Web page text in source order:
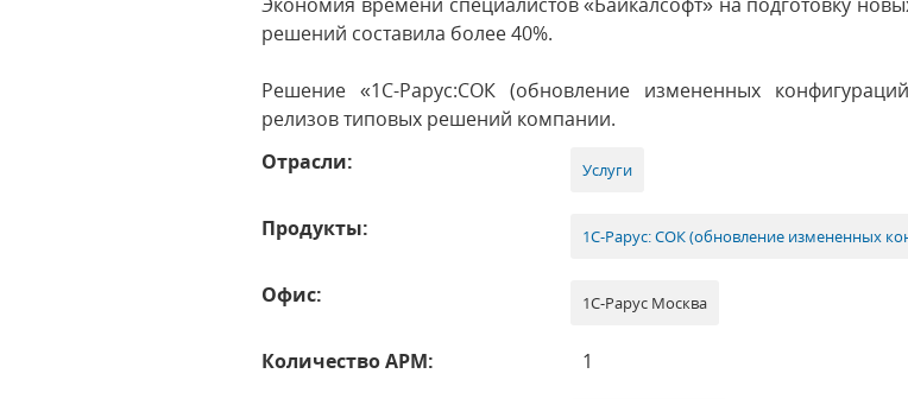
решений составила более 40%.
Решение «1С-Рарус:СОК (обновление измененных
релизов типовых решений компании.
Отрасли:
Услуги
Продукты: 1С-Рарус: СОК (обновление измененных
Офис: 1С-Рарус Москва
Количество АРМ:
1